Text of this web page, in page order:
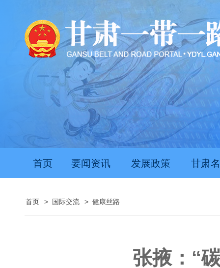
首页 要闻资讯 发展政策 甘肃
首页 > 国际交流 > 健康丝路
张掖：“